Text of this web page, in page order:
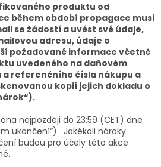
produktu od
během období propagace musí
se žádostí a uvést své údaje,
adresu, údaje o
požadované informace včetně
uvedeného na daňovém
referenčního čísla nákupu a
kopií jejich dokladu o
nejpozději do 23:59 (CET) dne
ukončení“). Jakékoli nároky
budou pro účely této akce